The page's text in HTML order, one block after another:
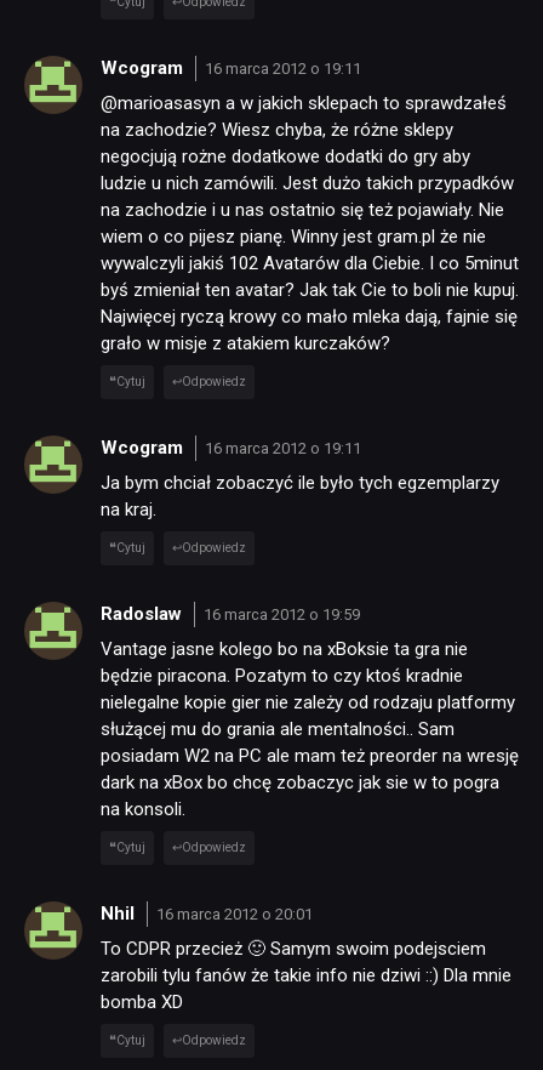
Wcogram 16 marca 2012 o 19:11
@marioasasyn a w jakich sklepach to sprawdzałeś
na zachodzie? Wiesz chyba, że różne sklepy
negocjują rożne dodatkowe dodatki do gry aby
ludzie u nich zamówili. Jest dużo takich przypadków
na zachodzie i u nas ostatnio się też pojawiały. Nie
wiem o co pijesz pianę. Winny jest gram.pl że nie
wywalczyli jakiś 102 Avatarów dla Ciebie. I co 5minut
byś zmieniał ten avatar? Jak tak Cie to boli nie kupuj.
Najwięcej ryczą krowy co mało mleka dają, fajnie się
grało w misje z atakiem kurczaków?
Cytuj Odpowiedz
Wcogram 16 marca 2012 o 19:11
Ja bym chciał zobaczyć ile było tych egzemplarzy
na kraj.
Cytuj Odpowiedz
Radoslaw 16 marca 2012 o 19:59
Vantage jasne kolego bo na xBoksie ta gra nie
będzie piracona. Pozatym to czy ktoś kradnie
nielegalne kopie gier nie zależy od rodzaju platformy
służącej mu do grania ale mentalności.. Sam
posiadam W2 na PC ale mam też preorder na wresję
dark na xBox bo chcę zobaczyc jak sie w to pogra
na konsoli.
Cytuj Odpowiedz
Nhil 16 marca 2012 o 20:01
To CDPR przecież 🙂 Samym swoim podejsciem
zarobili tylu fanów że takie info nie dziwi ::) Dla mnie
bomba XD
Cytuj Odpowiedz